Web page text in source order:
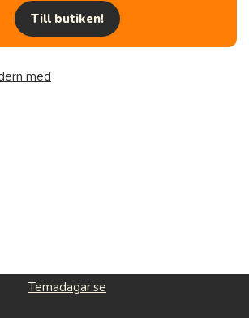
Till butiken!
med
Temadagar.se